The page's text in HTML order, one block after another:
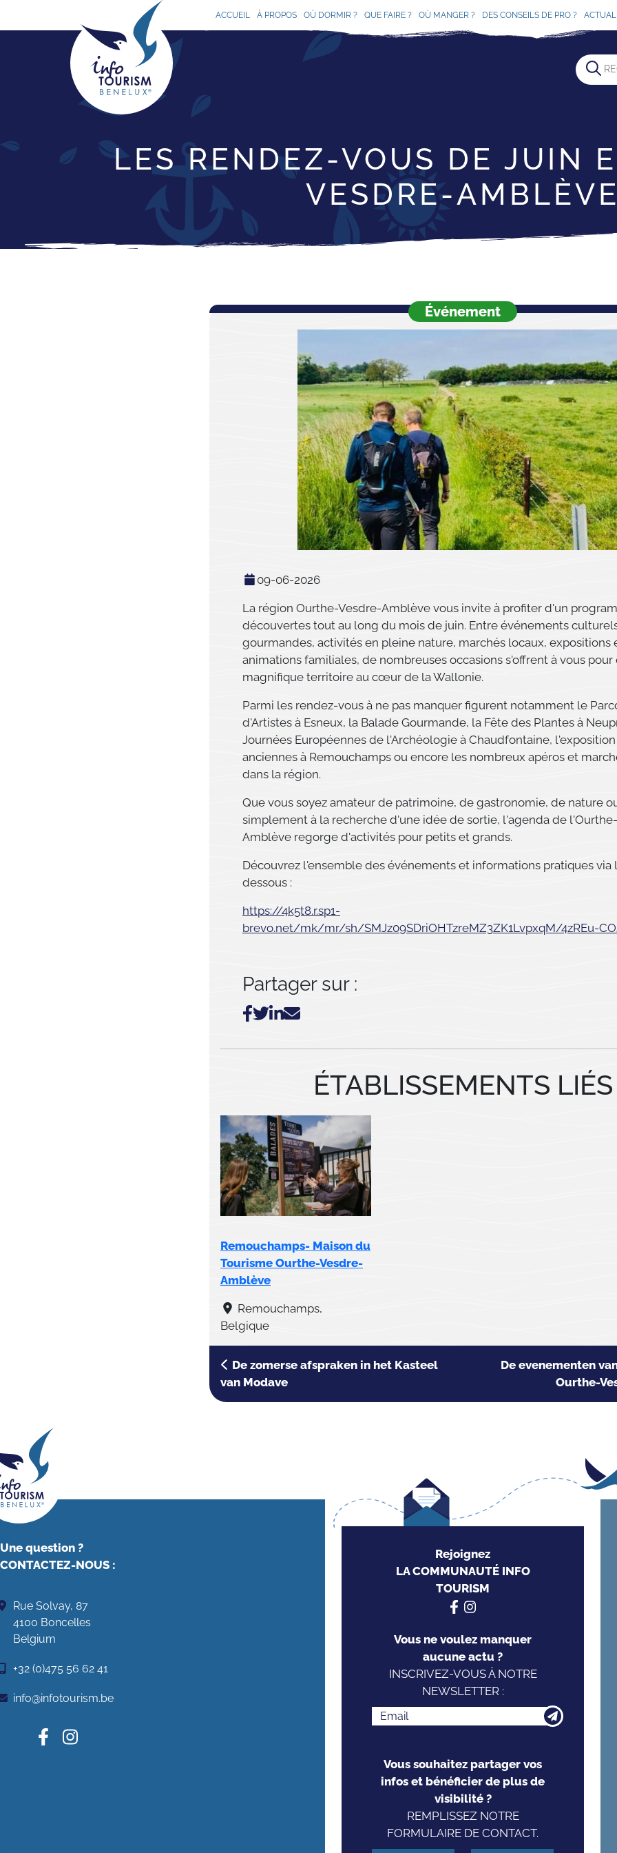
ACCUEIL À PROPOS OÙ DORMIR ? QUE FAIRE ? OÙ MANGER ? DES CONSEILS DE PRO ?
LES RENDEZ-VOUS DE JUIN
VESDRE-
Événement
09-06-2026
La région Ourthe-Vesdre-Amblève vous invite à profiter d'un
découvertes tout au long du mois de juin. Entre événements
gourmandes, activités en pleine nature, marchés locaux, expositions
animations familiales, de nombreuses occasions s'offrent à vous
magnifique territoire au cœur de la Wallonie.
Parmi les rendez-vous à ne pas manquer figurent notamment le
d'Artistes à Esneux, la Balade Gourmande, la Fête des Plantes à
Journées Européennes de l'Archéologie à Chaudfontaine,
anciennes à Remouchamps ou encore les nombreux apéros et
dans la région.
Que vous soyez amateur de patrimoine, de gastronomie, de nature
simplement à la recherche d'une idée de sortie, l'agenda de
Amblève regorge d'activités pour petits et grands.
Découvrez l'ensemble des événements et informations pratiques via
dessous :
https://4k5t8.r.sp1-
brevo.net/mk/mr/sh/SMJz09SDriOHTzreMZ3ZK1LvpxqM/4zREu-
Partager sur :
ÉTABLISSEMENTS LIÉS
Remouchamps- Maison du
Tourisme Ourthe-Vesdre-
Amblève
Remouchamps,
Belgique
De zomerse afspraken in het Kasteel
van Modave
De evenementen
Ourthe-
Une question ?
CONTACTEZ-NOUS :
Rue Solvay, 87
4100 Boncelles
Belgium
+32 (0)475 56 62 41
info@infotourism.be
Rejoignez
LA COMMUNAUTÉ INFO
TOURISM
Vous ne voulez manquer
aucune actu ?
INSCRIVEZ-VOUS À NOTRE
NEWSLETTER :
Vous souhaitez partager vos
infos et bénéficier de plus de
visibilité ?
REMPLISSEZ NOTRE
FORMULAIRE DE CONTACT.